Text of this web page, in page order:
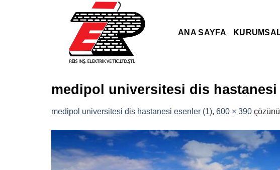
ANA SAYFA
medipol universitesi dis hastanesi
medipol universitesi dis hastanesi esenler (1), 600 × 390